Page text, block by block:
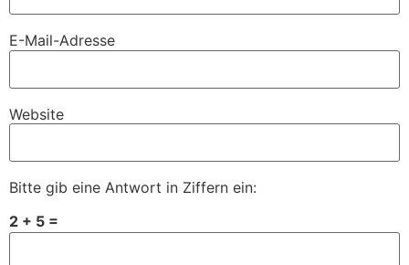
E-Mail-Adresse
Website
Bitte gib eine Antwort in Ziffern ein:
2 + 5 =